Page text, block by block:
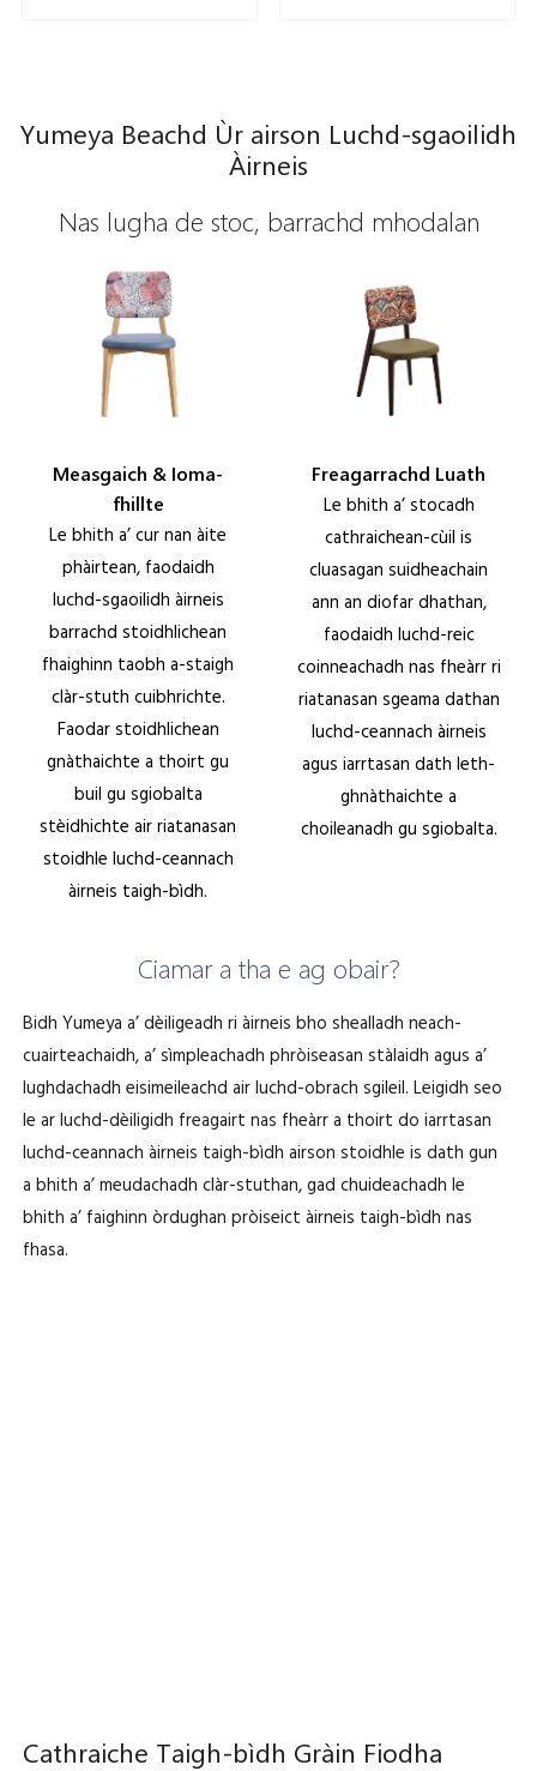
Yumeya Beachd Ùr airson Luchd-sgaoilidh
Àirneis
Nas lugha de stoc, barrachd mhodalan
Measgaich & Ioma-
fhillte
Le bhith a’ cur nan àite
phàirtean, faodaidh
luchd-sgaoilidh àirneis
barrachd stoidhlichean
fhaighinn taobh a-staigh
clàr-stuth cuibhrichte.
Faodar stoidhlichean
gnàthaichte a thoirt gu
buil gu sgiobalta
stèidhichte air riatanasan
stoidhle luchd-ceannach
àirneis taigh-bìdh.
Freagarrachd Luath
Le bhith a’ stocadh
cathraichean-cùil is
cluasagan suidheachain
ann an diofar dhathan,
faodaidh luchd-reic
coinneachadh nas fheàrr ri
riatanasan sgeama dathan
luchd-ceannach àirneis
agus iarrtasan dath leth-
ghnàthaichte a
choileanadh gu sgiobalta.
Ciamar a tha e ag obair?
Bidh Yumeya a’ dèiligeadh ri àirneis bho shealladh neach-
cuairteachaidh, a’ sìmpleachadh phròiseasan stàlaidh agus a’
lughdachadh eisimeileachd air luchd-obrach sgileil. Leigidh seo
le ar luchd-dèiligidh freagairt nas fheàrr a thoirt do iarrtasan
luchd-ceannach àirneis taigh-bìdh airson stoidhle is dath gun
a bhith a’ meudachadh clàr-stuthan, gad chuideachadh le
bhith a’ faighinn òrdughan pròiseict àirneis taigh-bìdh nas
fhasa.
Cathraiche Taigh-bìdh Gràin Fiodha